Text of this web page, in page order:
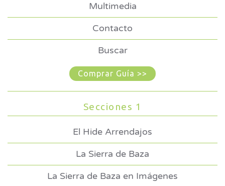
Multimedia
Contacto
Buscar
Comprar Guía >>
Secciones 1
El Hide Arrendajos
La Sierra de Baza
La Sierra de Baza en Imágenes